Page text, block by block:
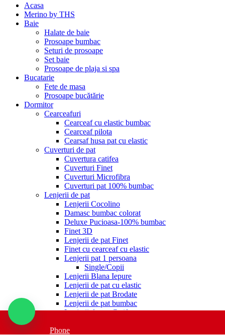
Acasa
Merino by THS
Baie
Halate de baie
Prosoape bumbac
Seturi de prosoape
Set baie
Prosoape de plaja si spa
Bucatarie
Fete de masa
Prosoape bucătărie
Dormitor
Cearceafuri
Cearceaf cu elastic bumbac
Cearceaf pilota
Cearsaf husa pat cu elastic
Cuverturi de pat
Cuvertura catifea
Cuverturi Finet
Cuverturi Microfibra
Cuverturi pat 100% bumbac
Lenjerii de pat
Lenjerii Cocolino
Damasc bumbac colorat
Deluxe Pucioasa-100% bumbac
Finet 3D
Lenjerii de pat Finet
Finet cu cearceaf cu elastic
Lenjerii pat 1 persoana
Single/Copii
Lenjerii Blana Iepure
Lenjerii de pat cu elastic
Lenjerii de pat Brodate
Lenjerii de pat bumbac
Lenjerii de pat Catifea
Lenjerii de pat Satinate si Dublusatinate
Phone